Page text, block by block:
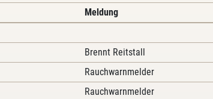
Meldung
Brennt Reitstall
Rauchwarnmelder
Rauchwarnmelder